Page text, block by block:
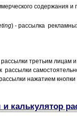
содержания и
) - рассылка
третьим лицам
рассылки
нажатием кнопки
калькулятор